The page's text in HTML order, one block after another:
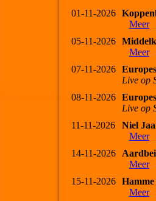
01-11-2026
Meer
05-11-2026
Meer
07-11-2026
Live op
08-11-2026
Live op
11-11-2026
Niel
Meer
14-11-2026
Meer
15-11-2026
Meer